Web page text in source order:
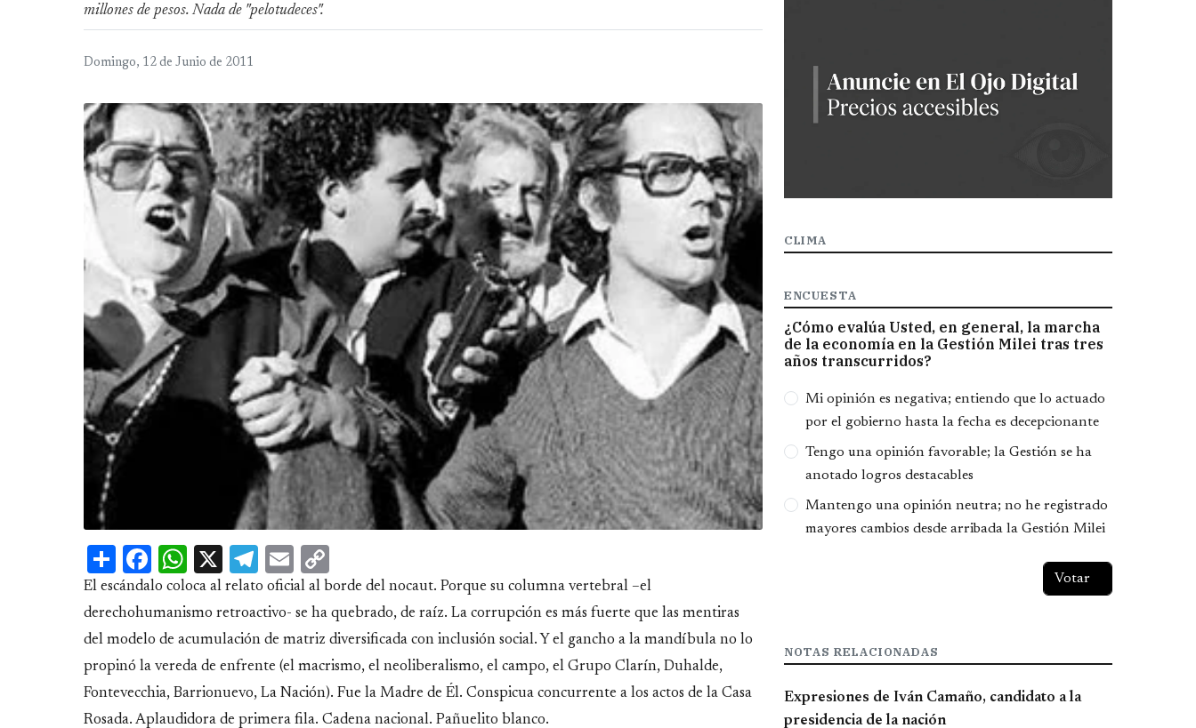
millones de pesos. Nada de "pelotudeces".
Domingo, 12 de Junio de 2011
ShareFacebook
WhatsApp
X Telegram
Email
Link
El escándalo coloca al relato oficial al borde del nocaut. Porque su columna vertebral –el
derechohumanismo retroactivo- se ha quebrado, de raíz. La corrupción es más fuerte que las mentiras
del modelo de acumulación de matriz diversificada con inclusión social. Y el gancho a la mandíbula no lo
propinó la vereda de enfrente (el macrismo, el neoliberalismo, el campo, el Grupo Clarín, Duhalde,
Fontevecchia, Barrionuevo, La Nación). Fue la Madre de Él. Conspicua concurrente a los actos de la Casa
Rosada. Aplaudidora de primera fila. Cadena nacional. Pañuelito blanco.
CLIMA
ENCUESTA
¿Cómo evalúa Usted, en general, la marcha
de la economía en la Gestión Milei tras tres
años transcurridos?
Opciones
Mi opinión es negativa; entiendo que lo actuado
por el gobierno hasta la fecha es decepcionante
Tengo una opinión favorable; la Gestión se ha
anotado logros destacables
Mantengo una opinión neutra; no he registrado
mayores cambios desde arribada la Gestión Milei
NOTAS RELACIONADAS
Expresiones de Iván Camaño, candidato a la
presidencia de la nación